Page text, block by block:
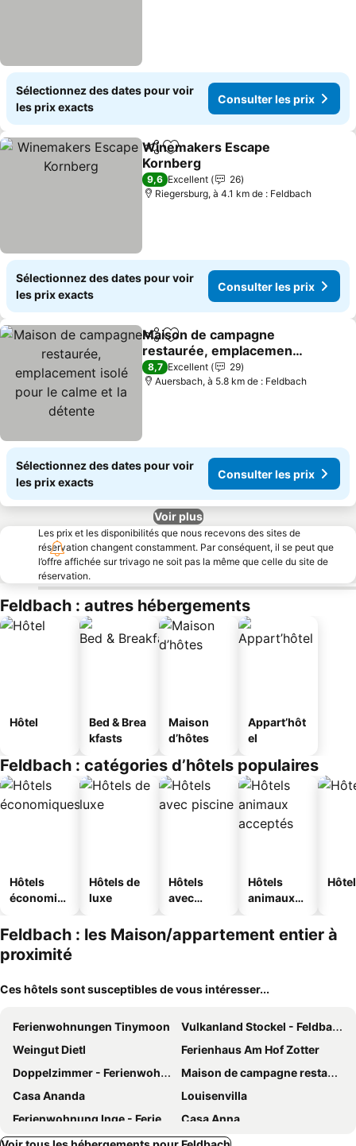
Sélectionnez des dates pour voir
les prix exacts
Consulter les prix
PartagerAjouter à mes favoris
Winemakers Escape
Kornberg
Consulter les prix
9,6 Excellent
26
Riegersburg, à 4.1 km de : Feldbach
Sélectionnez des dates pour voir
les prix exacts
Consulter les prix
PartagerAjouter à mes favoris
Maison de campagne
restaurée, emplacement
isolé pour le calme et la
détente
Consulter les prix
8,7 Excellent
29
Auersbach, à 5.8 km de : Feldbach
Sélectionnez des dates pour voir
les prix exacts
Consulter les prix
Voir plus
Les prix et les disponibilités que nous recevons des sites de
réservation changent constamment. Par conséquent, il se peut que
l’offre affichée sur trivago ne soit pas la même que celle du site de
réservation.
Feldbach : autres hébergements
Hôtel
Bed & Brea
kfasts
Maison
d’hôtes
Appart’hôt
el
Feldbach : catégories d’hôtels populaires
Hôtels
économiq
Hôtels de
luxe
Hôtels
avec
Hôtels
animaux
Feldbach : les Maison/appartement entier à
proximité
Ces hôtels sont susceptibles de vous intéresser...
Ferienwohnungen Tinymoon
Vulkanland Stockel - Feldbach
Weingut Dietl
Ferienhaus Am Hof Zotter
Doppelzimmer - Ferienwohnungen Gutshof
Maison de campagne restaurée, emplacement isolé pour le calme et la détente
Casa Ananda
Louisenvilla
Ferienwohnung Inge - Ferienhaus Am Bach
Casa Anna
Ferienhaus Baumgarten1
Am Lampl Berg